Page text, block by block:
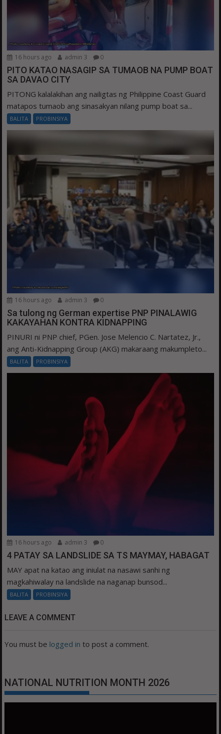
16 hours ago admin 3 0
PITO KATAO NASAGIP SA TUMAOB NA PUMP BOAT
SA DAVAO CITY
PITONG kalalakihan ang nailigtas ng Philippine Coast Guard
matapos tumaob ang sinasakyan nilang pump boat sa...
BALITA PROBINSIYA
16 hours ago admin 3 0
Sa tulong ng German expertise PNP PINALAWIG
KAKAYAHAN KONTRA KIDNAPPING
PINURI ni PNP chief, PGen. Jose Melencio C. Nartatez, Jr.,
ang Anti-Kidnapping Group (AKG) makaraang makumpleto...
BALITA PROBINSIYA
16 hours ago admin 3 0
4 PATAY SA LANDSLIDE SA TS MAYMAY, HABAGAT
MAY apat na katao ang iniulat na nasawi sanhi ng
magkahiwalay na landslide na naganap bunsod...
BALITA PROBINSIYA
LEAVE A COMMENT
You must be logged in to post a comment.
NATIONAL NUTRITION MONTH 2026